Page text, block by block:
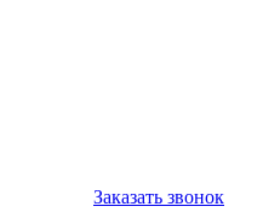
Заказать звонок